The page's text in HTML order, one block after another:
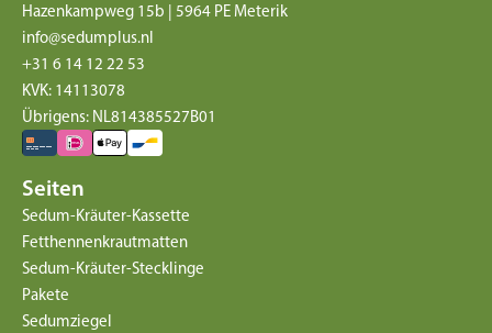
Hazenkampweg 15b | 5964 PE Meterik
info@sedumplus.nl
+31 6 14 12 22 53
KVK: 14113078
Übrigens: NL814385527B01
Seiten
Sedum-Kräuter-Kassette
Fetthennenkrautmatten
Sedum-Kräuter-Stecklinge
Pakete
Sedumziegel